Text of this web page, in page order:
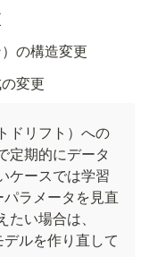
の構造変更
変更
ドリフト）への
定期的にデータ
ケースでは学習
ラメータを見直
い場合は、
ルを作り直して